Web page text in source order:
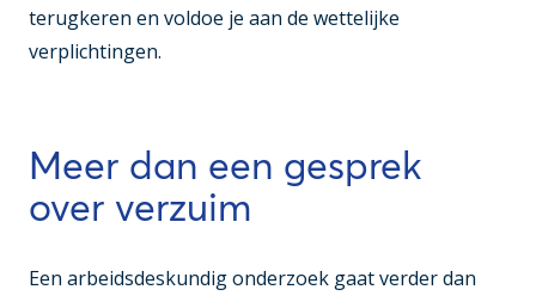
terugkeren en voldoe je aan de wettelijke
verplichtingen.
Meer dan een gesprek
over verzuim
Een arbeidsdeskundig onderzoek gaat verder dan